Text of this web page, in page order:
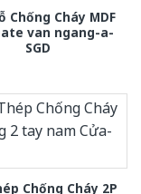
Chống Cháy MDF
van ngang-a-
SGD
Chống Cháy 2P